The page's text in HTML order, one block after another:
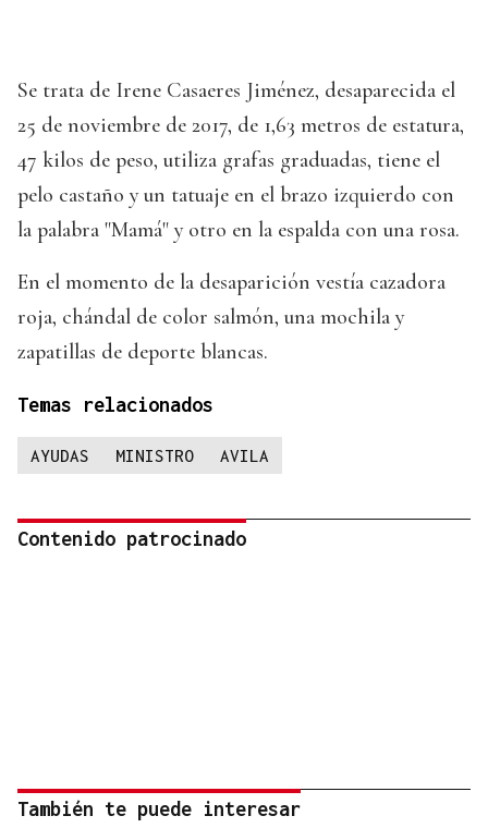
Se trata de Irene Casaeres Jiménez, desaparecida el
25 de noviembre de 2017, de 1,63 metros de estatura,
47 kilos de peso, utiliza grafas graduadas, tiene el
pelo castaño y un tatuaje en el brazo izquierdo con
la palabra "Mamá" y otro en la espalda con una rosa.
En el momento de la desaparición vestía cazadora
roja, chándal de color salmón, una mochila y
zapatillas de deporte blancas.
Temas relacionados
AYUDAS MINISTRO AVILA
Contenido patrocinado
También te puede interesar